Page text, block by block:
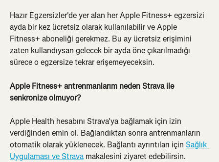
Hazır Egzersizler'de yer alan her Apple Fitness+ egzersizi
ayda bir kez ücretsiz olarak kullanılabilir ve Apple
Fitness+ aboneliği gerekmez. Bu ay ücretsiz erişimini
zaten kullandıysan gelecek bir ayda öne çıkarılmadığı
sürece o egzersize tekrar erişemeyeceksin.
Apple Fitness+ antrenmanlarım neden Strava ile
senkronize olmuyor?
Apple Health hesabını Strava'ya bağlamak için izin
verdiğinden emin ol. Bağlandıktan sonra antrenmanların
otomatik olarak yüklenecek. Bağlantı ayrıntıları için Sağlık
Uygulaması ve Strava makalesini ziyaret edebilirsin.